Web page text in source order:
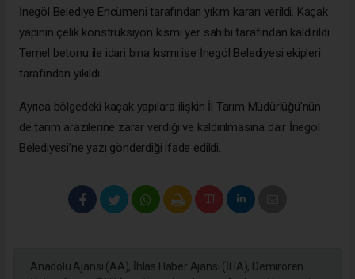
İnegöl Belediye Encümeni tarafından yıkım kararı verildi. Kaçak
yapının çelik konstrüksiyon kısmı yer sahibi tarafından kaldırıldı.
Temel betonu ile idari bina kısmı ise İnegöl Belediyesi ekipleri
tarafından yıkıldı.
Ayrıca bölgedeki kaçak yapılara ilişkin İl Tarım Müdürlüğü’nün
de tarım arazilerine zarar verdiği ve kaldırılmasına dair İnegöl
Belediyesi’ne yazı gönderdiği ifade edildi.
Anadolu Ajansı (AA), İhlas Haber Ajansı (İHA), Demirören